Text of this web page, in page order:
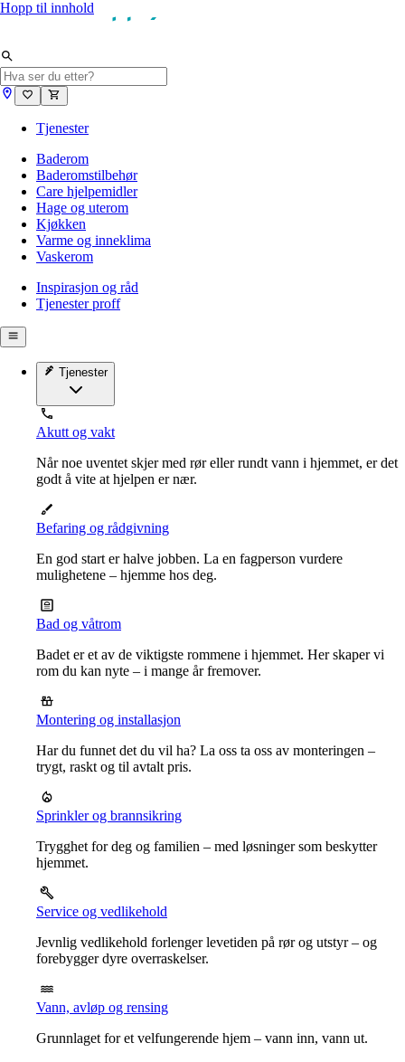
Hopp til innhold
Tjenester
Baderom
Baderomstilbehør
Care hjelpemidler
Hage og uterom
Kjøkken
Varme og inneklima
Vaskerom
Inspirasjon og råd
Tjenester proff
Tjenester
Akutt og vakt
Når noe uventet skjer med rør eller rundt vann i hjemmet, er det
godt å vite at hjelpen er nær.
Befaring og rådgivning
En god start er halve jobben. La en fagperson vurdere
mulighetene – hjemme hos deg.
Bad og våtrom
Badet er et av de viktigste rommene i hjemmet. Her skaper vi
rom du kan nyte – i mange år fremover.
Montering og installasjon
Har du funnet det du vil ha? La oss ta oss av monteringen –
trygt, raskt og til avtalt pris.
Sprinkler og brannsikring
Trygghet for deg og familien – med løsninger som beskytter
hjemmet.
Service og vedlikehold
Jevnlig vedlikehold forlenger levetiden på rør og utstyr – og
forebygger dyre overraskelser.
Vann, avløp og rensing
Grunnlaget for et velfungerende hjem – vann inn, vann ut.